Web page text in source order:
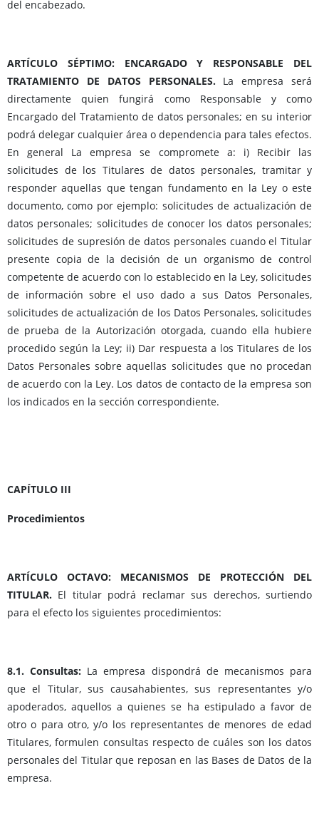
del encabezado.
ARTÍCULO SÉPTIMO: ENCARGADO Y RESPONSABLE DEL
TRATAMIENTO DE DATOS PERSONALES.La empresa será
directamente quien fungirá como Responsable y como
Encargado del Tratamiento de datos personales; en su interior
podrá delegar cualquier área o dependencia para tales efectos.
En general La empresa se compromete a: i) Recibir las
solicitudes de los Titulares de datos personales, tramitar y
responder aquellas que tengan fundamento en la Ley o este
documento, como por ejemplo: solicitudes de actualización de
datos personales; solicitudes de conocer los datos personales;
solicitudes de supresión de datos personales cuando el Titular
presente copia de la decisión de un organismo de control
competente de acuerdo con lo establecido en la Ley, solicitudes
de información sobre el uso dado a sus Datos Personales,
solicitudes de actualización de los Datos Personales, solicitudes
de prueba de la Autorización otorgada, cuando ella hubiere
procedido según la Ley; ii) Dar respuesta a los Titulares de los
Datos Personales sobre aquellas solicitudes que no procedan
de acuerdo con la Ley. Los datos de contacto de la empresa son
los indicados en la sección correspondiente.
CAPÍTULO III
Procedimientos
ARTÍCULO OCTAVO: MECANISMOS DE PROTECCIÓN DEL
TITULAR. El titular podrá reclamar sus derechos, surtiendo
para el efecto los siguientes procedimientos:
8.1. Consultas: La empresa dispondrá de mecanismos para
que el Titular, sus causahabientes, sus representantes y/o
apoderados, aquellos a quienes se ha estipulado a favor de
otro o para otro, y/o los representantes de menores de edad
Titulares, formulen consultas respecto de cuáles son los datos
personales del Titular que reposan en las Bases de Datos de la
empresa.